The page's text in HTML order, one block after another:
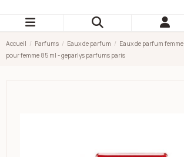
Accueil Parfums Eaux de parfum Eaux de parfum femme
pour femme 85 ml - geparlys parfums paris